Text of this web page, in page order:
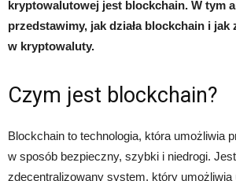
kryptowalutowej jest blockchain. W tym
przedstawimy, jak działa blockchain i jak
w kryptowaluty.
Czym jest blockchain?
Blockchain to technologia, która umożliwia
w sposób bezpieczny, szybki i niedrogi.
zdecentralizowany system, który umożliwia